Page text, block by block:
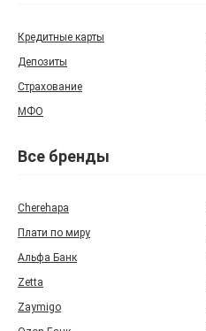
Кредитные карты
Депозиты
Страхование
МФО
Все бренды
Cherehapa
Плати по миру
Альфа Банк
Zetta
Zaymigo